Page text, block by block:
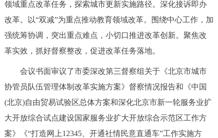
领域重点改革任务，探索城市更新实施路径。深化接诉即办
改革。以“双减”为重点推动教育领域改革。围绕中心工作，加
强统筹协调，突出重点难点，小切口推进改革创新。聚焦改
革实效，抓好督察整改，促进改革任务落地。
会议书面审议了市委深改第三督察组关于《北京市城市
协管员队伍管理体制改革实施方案》督察情况报告和《中国
(北京)自由贸易试验区总体方案和深化北京市新一轮服务业扩
大开放综合试点建设国家服务业扩大开放综合示范区工作方
案》《“打造网上12345、开通社情民意直通车”工作实施方